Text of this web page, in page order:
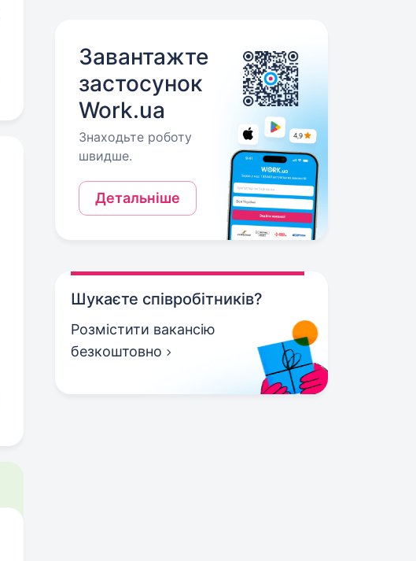
Завантажте
застосунок
Work.ua
Знаходьте роботу
швидше.
Детальніше
Шукаєте співробітників?
Розмістити вакансію
безкоштовно